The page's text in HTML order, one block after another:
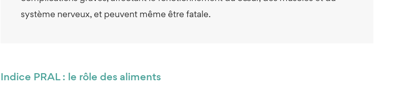
système nerveux, et peuvent même être fatale.
Indice PRAL : le rôle des aliments